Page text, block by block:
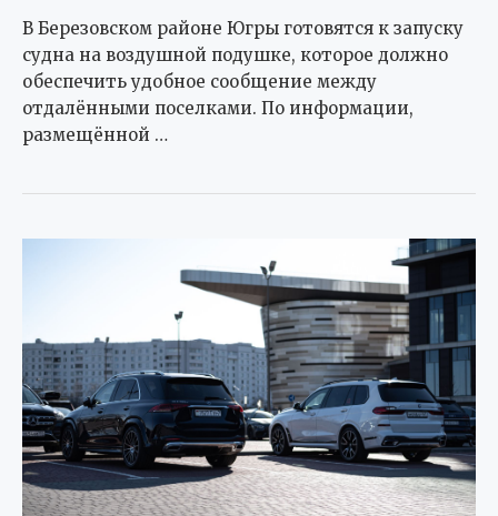
В Березовском районе Югры готовятся к запуску
судна на воздушной подушке, которое должно
обеспечить удобное сообщение между
отдалёнными поселками. По информации,
размещённой …